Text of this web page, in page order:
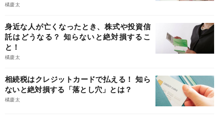
橘慶太
身近な人が亡くなったとき、株式や投資信
託はどうなる？ 知らないと絶対損するこ
と！
橘慶太
相続税はクレジットカードで払える！ 知ら
ないと絶対損する「落とし穴」とは？
橘慶太